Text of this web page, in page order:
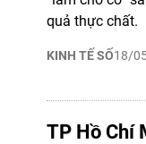
KINH TẾ SỐ18/
quả thực chất.
TP Hồ Chí